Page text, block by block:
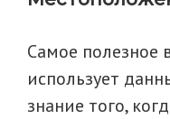
Самое полезное
использует
знание того,